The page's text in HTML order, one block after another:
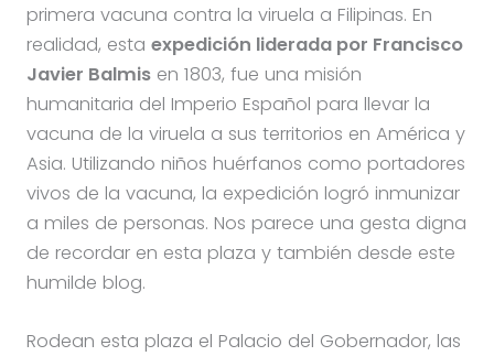
primera vacuna contra la viruela a Filipinas. En
realidad, esta expedición liderada por Francisco
Javier Balmisen 1803, fue una misión
humanitaria del Imperio Español para llevar la
vacuna de la viruela a sus territorios en América y
Asia. Utilizando niños huérfanos como portadores
vivos de la vacuna, la expedición logró inmunizar
a miles de personas. Nos parece una gesta digna
de recordar en esta plaza y también desde este
humilde blog.
Rodean esta plaza el Palacio del Gobernador, las